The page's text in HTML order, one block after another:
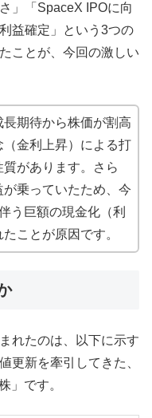
」「SpaceX IPOに向
益確定」という3つの
ことが、今回の激しい
期待から株価が割高
金利上昇）による打
があります。さら
乗っていたため、今
う巨額の現金化（利
ことが原因です。
れたのは、以下に示す
更新を牽引してきた、
」です。